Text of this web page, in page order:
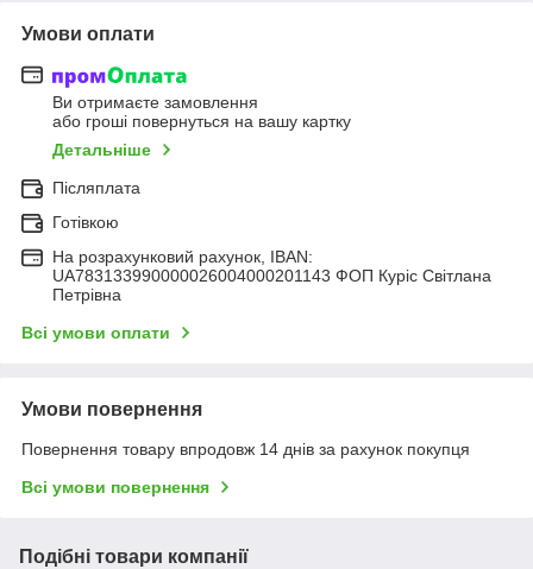
Умови оплати
Ви отримаєте замовлення
або гроші повернуться на вашу картку
Детальніше
Післяплата
Готівкою
На розрахунковий рахунок, IBAN:
UA783133990000026004000201143 ФОП Куріс Світлана
Петрівна
Всі умови оплати
Умови повернення
Повернення товару впродовж 14 днів за рахунок покупця
Всі умови повернення
Подібні товари компанії